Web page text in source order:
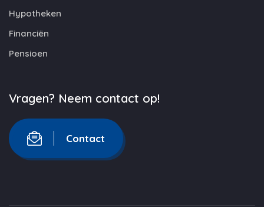
Hypotheken
Financiën
Pensioen
Vragen? Neem contact op!
Contact